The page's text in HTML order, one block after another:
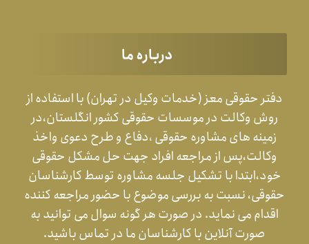
درباره ما
دفتر حقوقی معز (خدمات وکیل در تهران) با استفاده از
روش وکالت در موسسات حقوقی کشور انگلستان،در
زمینه های مشاوره حقوقی ،دفاع و طرح دعوی واخذ
وکالت،پس از مراجعه افراد جهت حل مشکل حقوقی
خود،ابتدا با تشکیل جلسه مشاوره توسط کارشناسان
حقوقی، نسبت به بررسی موضوع با حضور مراجعه کننده
اقدام می نماید. در صورت هر گونه سوال می توانید به
صورت آنلاین با کارشناسان ما در تماس باشید.